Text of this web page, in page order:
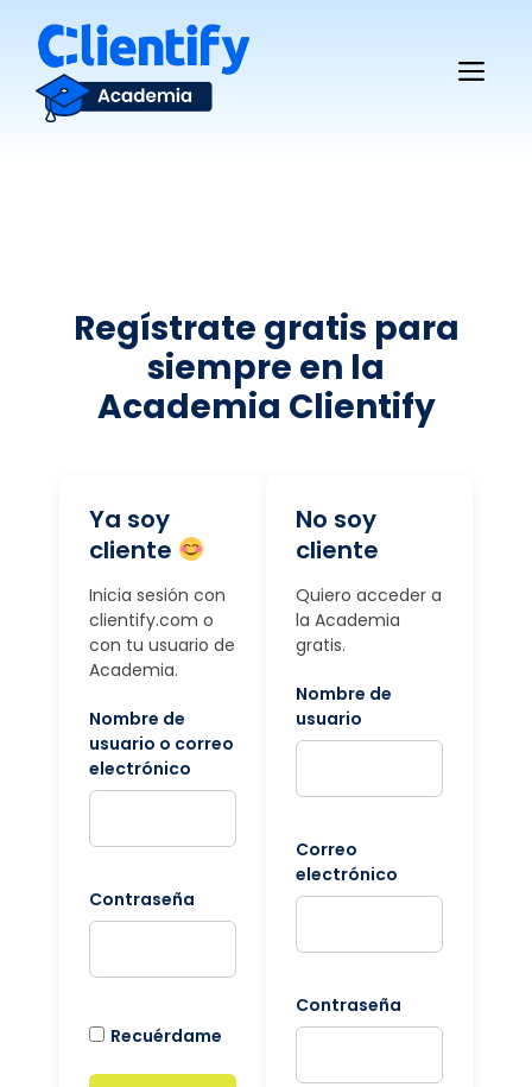
contenido
Regístrate gratis para
siempre en la
Academia Clientify
Ya soy
cliente
Inicia sesión con
clientify.com o
con tu usuario de
Academia.
Nombre de
usuario o correo
electrónico
Contraseña
Recuérdame
No soy
cliente
Quiero acceder a
la Academia
gratis.
Nombre de
usuario
Correo
electrónico
Contraseña